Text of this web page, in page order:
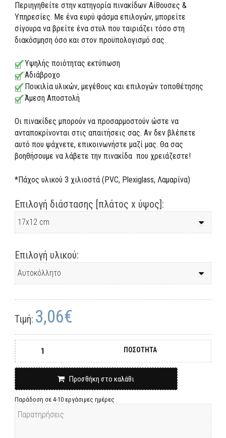
Περιηγηθείτε στην κατηγορία πινακίδων Αίθουσες &
Υπηρεσίες. Με ένα ευρύ φάσμα επιλογών, μπορείτε
σίγουρα να βρείτε ένα στυλ που ταιριάζει τόσο στη
διακόσμηση όσο και στον προϋπολογισμό σας.
Υψηλής ποιότητας εκτύπωση
Αδιάβροχο
Ποικιλία υλικών, μεγέθους και επιλογών τοποθέτησης
Άμεση Αποστολή
Οι πινακίδες μπορούν να προσαρμοστούν ώστε να
ανταποκρίνονται στις απαιτήσεις σας. Αν δεν βλέπετε
αυτό που ψάχνετε, επικοινωνήστε μαζί μας. Θα σας
βοηθήσουμε να λάβετε την πινακίδα που χρειάζεστε!
*Πάχος υλικού 3 χιλιοστά (PVC, Plexiglass, Λαμαρίνα)
Επιλογή διάστασης [πλάτος x ύψος]:
Επιλογή υλικού:
Τιμή: 3,06€
ΠΟΣΟΤΗΤΑ
Προσθήκη στο καλάθι
Παράδοση σε 4-10 εργάσιμες ημέρες